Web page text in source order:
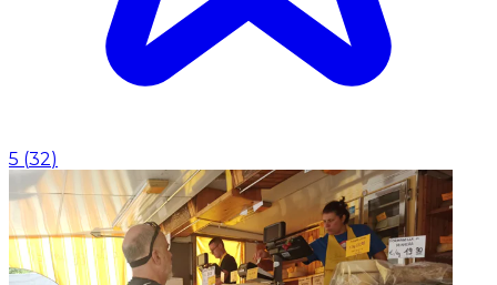
5 (32)